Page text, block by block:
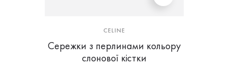
CELINE
Сережки з перлинами кольору
слонової кістки